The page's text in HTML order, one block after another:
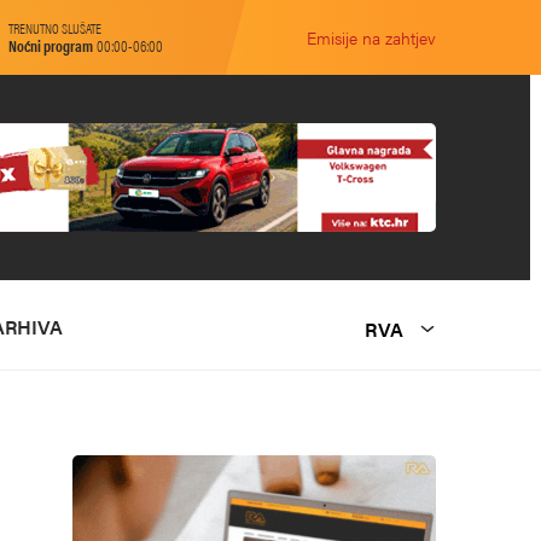
TRENUTNO SLUŠATE
Noćni program00:00-06:00 Emisije na zahtjev
RVA
MARKETING
KONTAKT